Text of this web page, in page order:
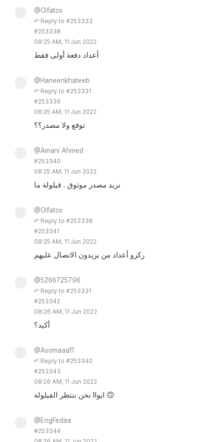
@Olfatos
↶ Reply to #253333
#253338
08:25 AM, 11 Jun 2022
أعداد دفعة أولى فقط
@Haneenkhateeb
↶ Reply to #253331
#253339
08:25 AM, 11 Jun 2022
توقع ولا مصدر؟؟
@Amani Ahmed
#253340
08:25 AM, 11 Jun 2022
نريد مصدر موثوق . قيلولة ما
@Olfatos
↶ Reply to #253336
#253341
08:25 AM, 11 Jun 2022
ركزو أعداد من يريدون الاتصال عليهم
@5266725796
↶ Reply to #253331
#253342
08:26 AM, 11 Jun 2022
أكيد؟
@Asomaaa11
↶ Reply to #253340
#253343
08:26 AM, 11 Jun 2022
ايواا نحن ننتظر القيلولة 🙃
@EngFedaa
#253344